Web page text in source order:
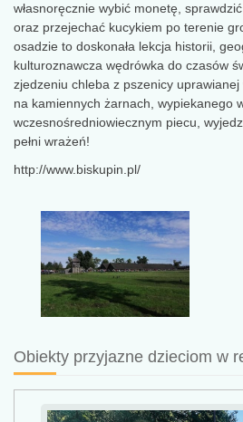
własnoręcznie wybić monetę,
oraz przejechać kucykiem po terenie
osadzie to doskonała lekcja historii,
kulturoznawcza wędrówka do czasów
zjedzeniu chleba z pszenicy
na kamiennych żarnach, wypiekanego
wczesnośredniowiecznym piecu,
pełni wrażeń!
http://www.biskupin.pl/
Obiekty przyjazne dzieciom w